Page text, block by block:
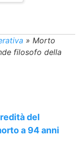
» Morto
filosofo della
del
a 94 anni